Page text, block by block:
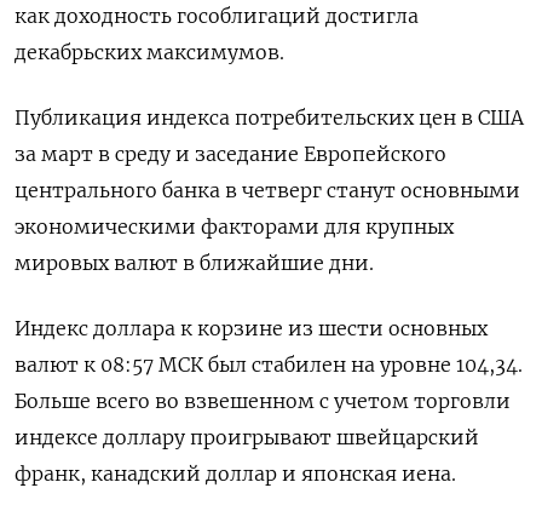
как доходность гособлигаций достигла
декабрьских максимумов.
Публикация индекса потребительских цен в США
за март в среду и заседание Европейского
центрального банка в четверг станут основными
экономическими факторами для крупных
мировых валют в ближайшие дни.
Индекс доллара к корзине из шести основных
валют к 08:57 МСК был стабилен на уровне 104,34​.
Больше всего во взвешенном с учетом торговли
индексе доллару проигрывают швейцарский
франк, канадский доллар и японская иена.